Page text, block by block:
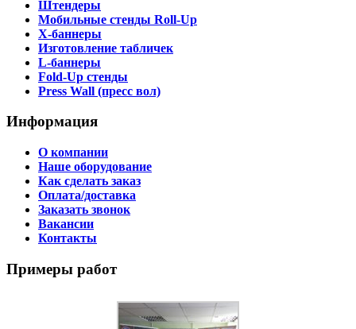
Штендеры
Мобильные стенды Roll-Up
X-баннеры
Изготовление табличек
L-баннеры
Fold-Up стенды
Press Wall (пресс вол)
Информация
О компании
Наше оборудование
Как сделать заказ
Оплата/доставка
Заказать звонок
Вакансии
Контакты
Примеры работ